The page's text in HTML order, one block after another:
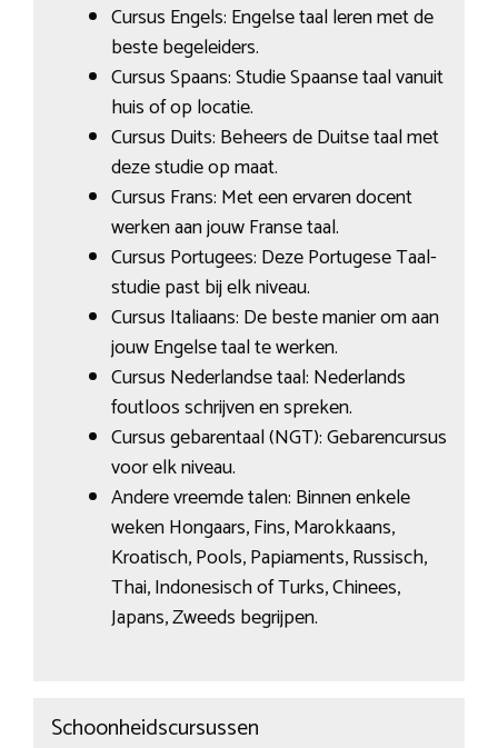
Cursus Engels: Engelse taal leren met de
beste begeleiders.
Cursus Spaans: Studie Spaanse taal vanuit
huis of op locatie.
Cursus Duits: Beheers de Duitse taal met
deze studie op maat.
Cursus Frans: Met een ervaren docent
werken aan jouw Franse taal.
Cursus Portugees: Deze Portugese Taal-
studie past bij elk niveau.
Cursus Italiaans: De beste manier om aan
jouw Engelse taal te werken.
Cursus Nederlandse taal: Nederlands
foutloos schrijven en spreken.
Cursus gebarentaal (NGT): Gebarencursus
voor elk niveau.
Andere vreemde talen: Binnen enkele
weken Hongaars, Fins, Marokkaans,
Kroatisch, Pools, Papiaments, Russisch,
Thai, Indonesisch of Turks, Chinees,
Japans, Zweeds begrijpen.
Schoonheidscursussen